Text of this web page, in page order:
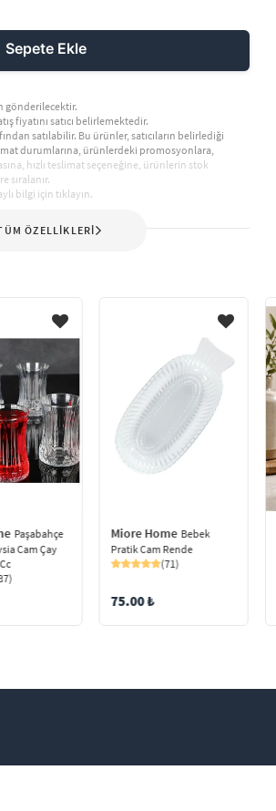
Sepete Ekle
gönderilecektir.
fiyatını satıcı belirlemektedir.
satılabilir. Bu ürünler, satıcıların belirlediği
durumlarına, ürünlerdeki promosyonlara,
hızlı teslimat seçeneğine, ürünlerin stok
sıralanır.
bilgi için tıklayın.
ÖZELLİKLERİ
Paşabahçe
Cam Çay
Miore Home Bebek
Pratik Cam Rende
(71)
75.00 ₺